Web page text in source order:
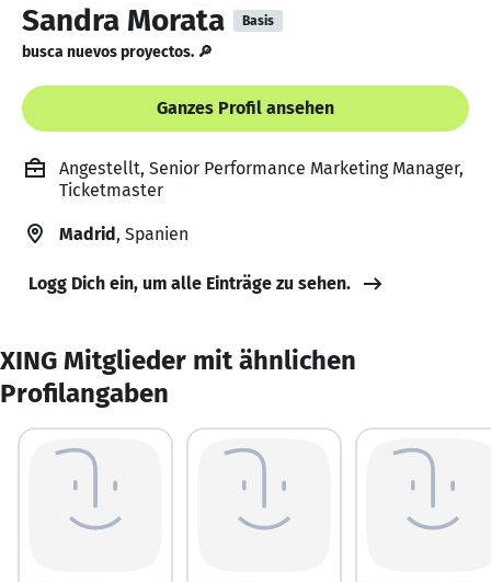
Sandra Morata Basis
busca nuevos proyectos. 🔎
Ganzes Profil ansehen
Angestellt, Senior Performance Marketing Manager,
Ticketmaster
Madrid, Spanien
Logg Dich ein, um alle Einträge zu sehen.
XING Mitglieder mit ähnlichen
Profilangaben